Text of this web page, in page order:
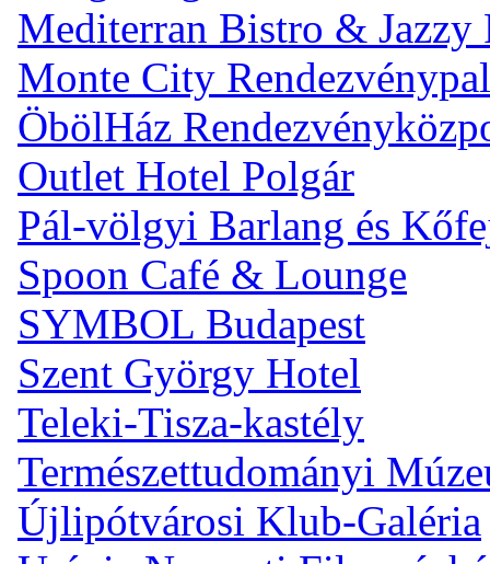
Mediterran Bistro & Jazzy
Monte City
ÖbölHáz
Outlet Hotel Polgár
Pál-völgyi Barlang és
Spoon Café & Lounge
SYMBOL Budapest
Szent György Hotel
Teleki-Tisza-kastély
Természettudományi
Újlipótvárosi Klub-Galéria